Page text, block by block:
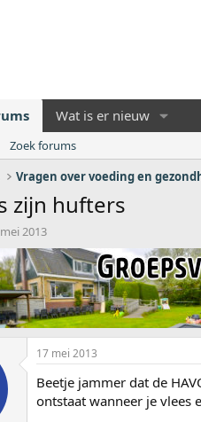
Wat is er nieuw
Zoek forums
Vragen over voeding en
zijn hufters
2013
17 mei 2013
Beetje jammer dat de
ontstaat wanneer je vlees